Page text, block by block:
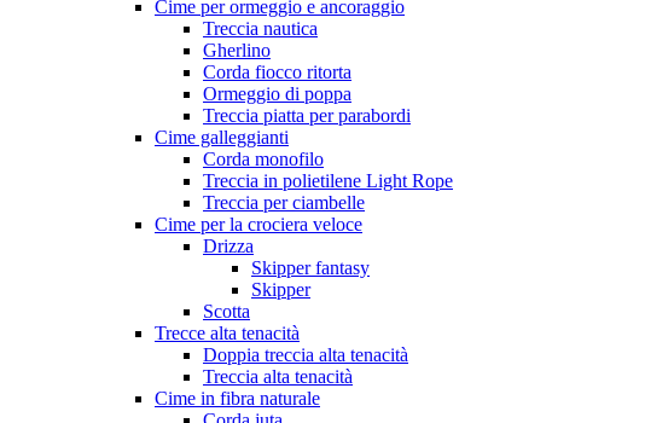
Cime per ormeggio e ancoraggio
Treccia nautica
Gherlino
Corda fiocco ritorta
Ormeggio di poppa
Treccia piatta per parabordi
Cime galleggianti
Corda monofilo
Treccia in polietilene Light Rope
Treccia per ciambelle
Cime per la crociera veloce
Drizza
Skipper fantasy
Skipper
Scotta
Trecce alta tenacità
Doppia treccia alta tenacità
Treccia alta tenacità
Cime in fibra naturale